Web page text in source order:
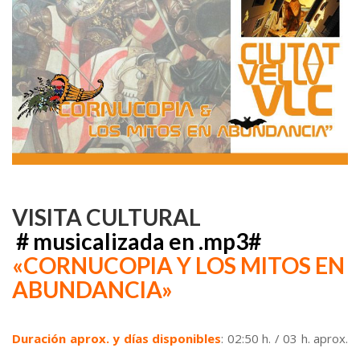
VISITA CULTURAL
# musicalizada en .mp3#
«CORNUCOPIA Y LOS MITOS EN
ABUNDANCIA»
Duración aprox. y días disponibles: 02:50 h. / 03 h. aprox.